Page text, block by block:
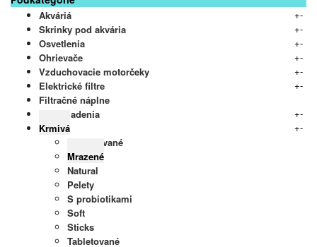
Akváriá +-
Skrinky pod akvária
+-
Osvetlenia
+-
Ohrievače
+-
Vzduchovacie motorčeky
+-
Elektrické filtre
+-
Filtračné náplne
UV zariadenia
+-
Krmivá
+-
Granulované
Mrazené
Natural
Pelety
S probiotikami
Soft
Sticks
Tabletované